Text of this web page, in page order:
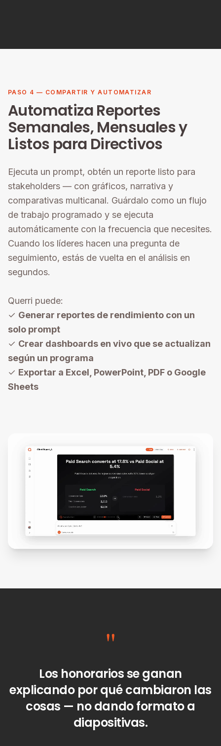
PASO 4 — COMPARTIR Y AUTOMATIZAR
Automatiza Reportes
Semanales, Mensuales y
Listos para Directivos
Ejecuta un prompt, obtén un reporte listo para
stakeholders — con gráficos, narrativa y
comparativas multicanal. Guárdalo como un flujo
de trabajo programado y se ejecuta
automáticamente con la frecuencia que necesites.
Cuando los líderes hacen una pregunta de
seguimiento, estás de vuelta en el análisis en
segundos.
Querri puede:
✓ Generar reportes de rendimiento con un
solo prompt
✓ Crear dashboards en vivo que se actualizan
según un programa
✓ Exportar a Excel, PowerPoint, PDF o Google
Sheets
"
Los honorarios se ganan
explicando por qué cambiaron las
cosas — no dando formato a
diapositivas.